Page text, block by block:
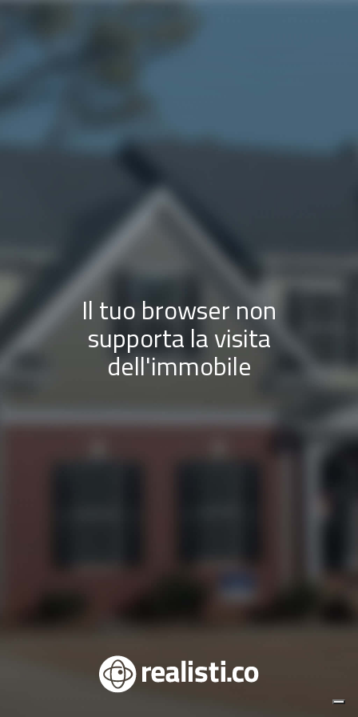
Il tuo browser non
supporta la visita
dell'immobile